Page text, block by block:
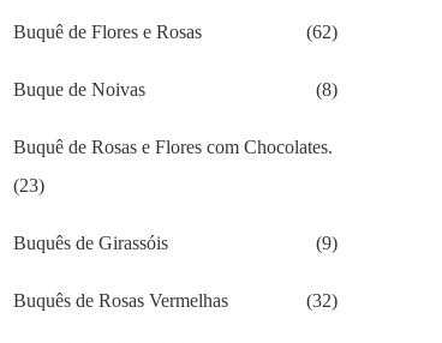
Buquê de Flores e Rosas (62)
Buque de Noivas (8)
Buquê de Rosas e Flores com Chocolates.
(23)
Buquês de Girassóis (9)
Buquês de Rosas Vermelhas (32)